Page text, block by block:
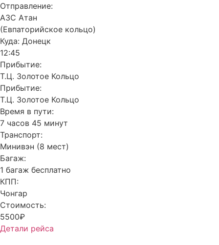
Отправление:
АЗС Атан
(Евпаторийское кольцо)
Куда: Донецк
12:45
Прибытие:
Т.Ц. Золотое Кольцо
Прибытие:
Т.Ц. Золотое Кольцо
Время в пути:
7 часов 45 минут
Транспорт:
Минивэн (8 мест)
Багаж:
1 багаж бесплатно
КПП:
Чонгар
Стоимость:
5500₽
Детали рейса